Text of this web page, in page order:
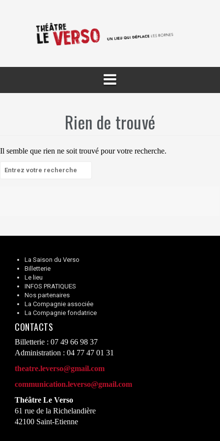
Rien de trouvé
Il semble que rien ne soit trouvé pour votre recherche.
pour
La Saison du Verso
Billetterie
Le lieu
INFOS PRATIQUES
Nos partenaires
La Compagnie associée
La Compagnie fondatrice
CONTACTS
Billetterie : 07 49 66 98 37
Administration : 04 77 47 01 31
theatre.leverso@gmail.com
communication.leverso@gmail.com
Théâtre Le Verso
61 rue de la Richelandière
42100 Saint-Etienne